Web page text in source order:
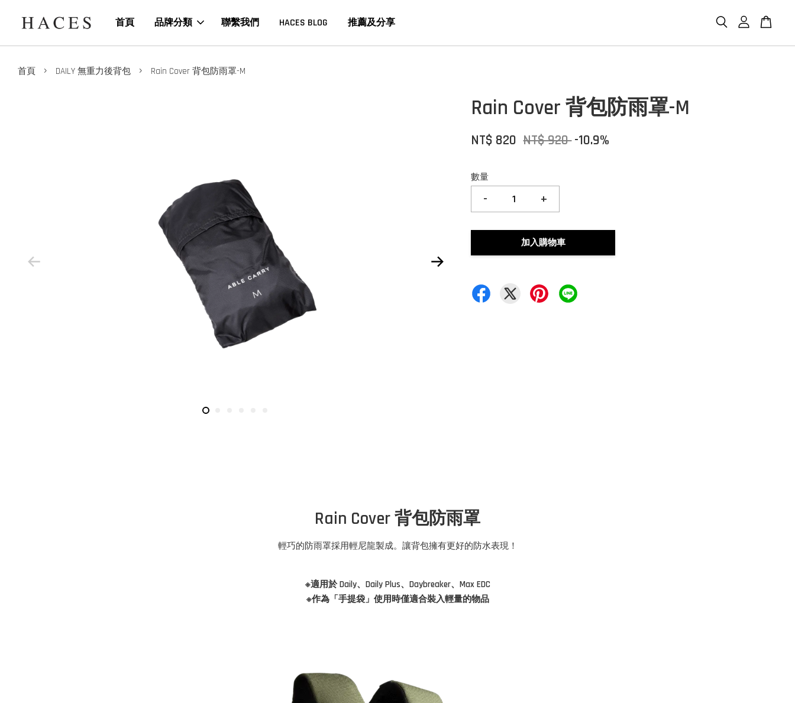
首頁 品牌分類 聯繫我們 HACES BLOG 推薦及分享
首頁 › DAILY 無重力後背包 › Rain Cover 背包防雨罩-M
Rain Cover 背包防雨罩-M
NT$ 820 NT$ 920-10.9%
數量
- +
加入購物車
Rain Cover 背包防雨罩
輕巧的防雨罩採用輕尼龍製成。讓背包擁有更好的防水表現！
※適用於 Daily、Daily Plus、Daybreaker、Max EDC
※作為「手提袋」使用時僅適合裝入輕量的物品